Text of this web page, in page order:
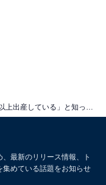
実は「3人以上出産している」と知って驚いた芸能人ランキング！ 2位「松浦亜弥」を大差で抑えた1位は？
最新のリリース情報、ト
めている話題をお知らせ